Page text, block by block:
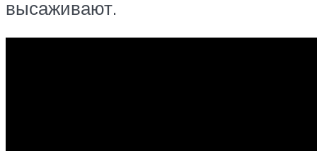
высаживают.